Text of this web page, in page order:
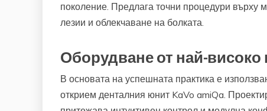
поколение. Предлага точни процедури върху
лезии и облекчаване на болката.
Оборудване от най-високо
В основата на успешната практика е
открием денталния юнит KaVo amiQa.